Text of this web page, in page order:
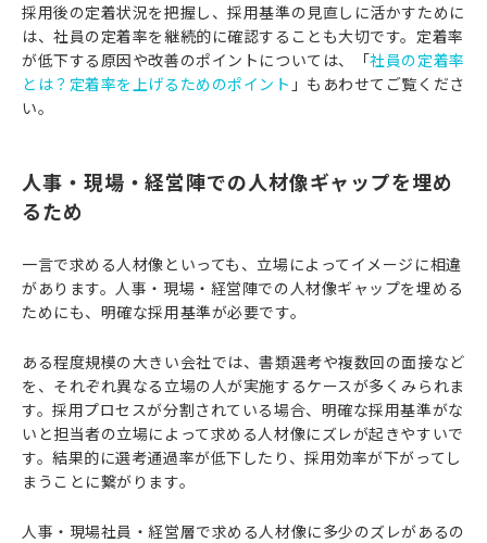
採用後の定着状況を把握し、採用基準の見直しに活かすために
は、社員の定着率を継続的に確認することも大切です。定着率
が低下する原因や改善のポイントについては、「社員の定着率
とは？定着率を上げるためのポイント 」もあわせてご覧くださ
い。
人事・現場・経営陣での人材像ギャップを埋め
るため
一言で求める人材像といっても、立場によってイメージに相違
があります。人事・現場・経営陣での人材像ギャップを埋める
ためにも、明確な採用基準が必要です。
ある程度規模の大きい会社では、書類選考や複数回の面接など
を、それぞれ異なる立場の人が実施するケースが多くみられま
す。採用プロセスが分割されている場合、明確な採用基準がな
いと担当者の立場によって求める人材像にズレが起きやすいで
す。結果的に選考通過率が低下したり、採用効率が下がってし
まうことに繋がります。
人事・現場社員・経営層で求める人材像に多少のズレがあるの